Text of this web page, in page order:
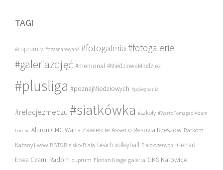
TAGI
#cuprumtv #czasnarewanż #fotogaleria #fotogalerie
#galeriazdjęć #memoriał #MiedziowaMlodziez
#plusliga #poznajMiedziowych #pożegnania
#relacjezmeczu #siatkówka #szkoły #WartoPomagac Adam
Lorenc Aluron CMC Warta Zawiercie Asseco Resovia Rzeszów Barkom
Każany Lwów BBTS Bielsko-Biała beach volleyball Biało-czerwoni Cerrad
Enea Czarni Radom cuprum Florian Krage galeria GKS Katowice